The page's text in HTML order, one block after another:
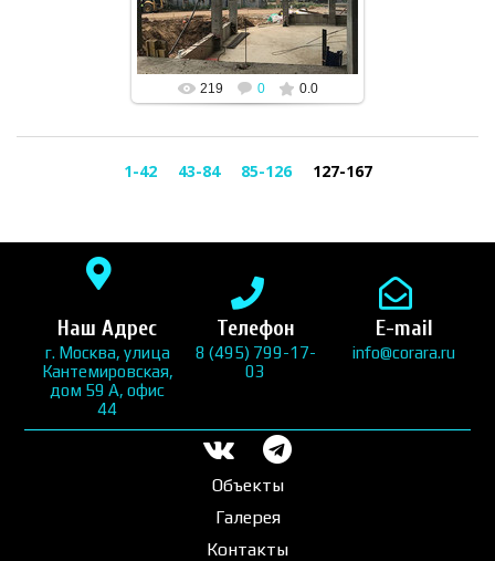
JENEK
219 0 0.0
1-42 43-84 85-126 127-167
Наш Адрес
г. Москва, улица
Кантемировская,
дом 59 А, офис
44
Телефон
8 (495) 799-17-
03
E-mail
info@corara.ru
Объекты
Галерея
Контакты